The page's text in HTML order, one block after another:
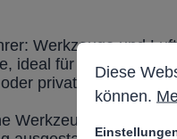
Werkzeuge und
ideal für
private Anlagen,
Werkzeuge eine
Cookie-
Diese
Diese
können.